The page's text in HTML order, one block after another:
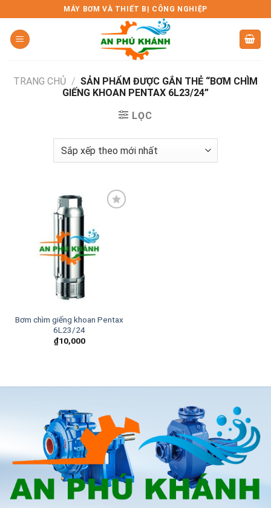
to
content
MÁY BƠM VÀ THIẾT BỊ CÔNG NGHIỆP
TRANG CHỦ / SẢN PHẨM ĐƯỢC GẮN THẺ “BƠM CHÌM
GIẾNG KHOAN PENTAX 6L23/24”
LỌC
wishlist
Bơm chìm giếng khoan Pentax
6L23/24
₫10,000